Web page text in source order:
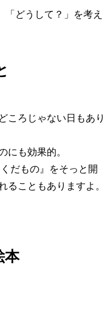
「どうして？」を考え
ころじゃない日もあり
にも効果的。
だもの』をそっと開
ることもありますよ。
本